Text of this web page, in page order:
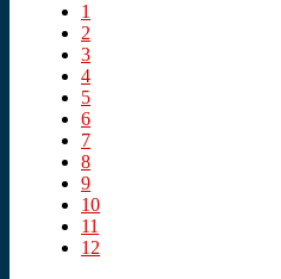
1
2
3
4
5
6
7
8
9
10
11
12